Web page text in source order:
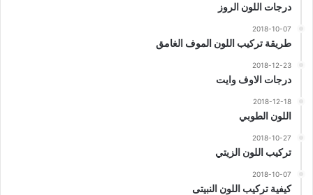
درجات اللون الروز
2018-10-07
طريقة تركيب اللون الموف الغامق
2018-12-23
درجات الاوف وايت
2018-12-18
اللون الطوبي
2018-10-27
تركيب اللون الزيتي
2018-10-07
كيفية تركيب اللون النبيتى